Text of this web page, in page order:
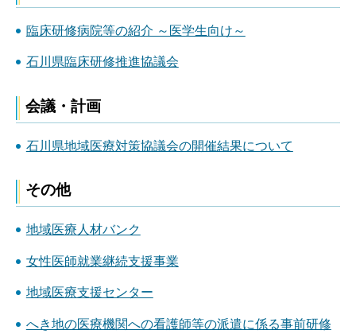
臨床研修病院等の紹介 ～医学生向け～
石川県臨床研修推進協議会
会議・計画
石川県地域医療対策協議会の開催結果について
その他
地域医療人材バンク
女性医師就業継続支援事業
地域医療支援センター
へき地の医療機関への看護師等の派遣に係る事前研修